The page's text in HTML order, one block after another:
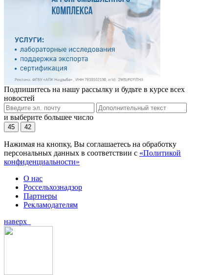
Подпишитесь на нашу рассылку и будьте в курсе всех
новостей
и выберите большее число
45 42
Нажимая на кнопку, Вы соглашаетесь на обработку
персональных данных в соответствии с «Политикой
конфиденциальности»
О нас
Россельхознадзор
Партнеры
Рекламодателям
наверх